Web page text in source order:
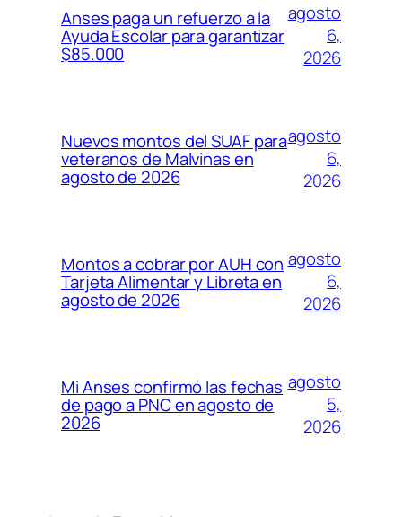
Anses paga un refuerzo a la
Ayuda Escolar para garantizar
$85.000
agosto
6,
2026
Nuevos montos del SUAF para
veteranos de Malvinas en
agosto de 2026
agosto
6,
2026
Montos a cobrar por AUH con
Tarjeta Alimentar y Libreta en
agosto de 2026
agosto
6,
2026
Mi Anses confirmó las fechas
de pago a PNC en agosto de
2026
agosto
5,
2026